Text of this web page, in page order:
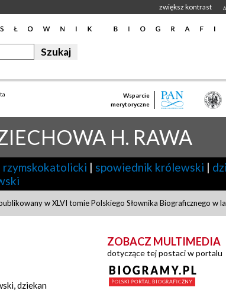
zwiększ kontrast A
Wsparcie
merytoryczne
H. RAWA
rzymskokatolicki | spowiednik królewski |
w XLVI tomie Polskiego Słownika Biograficznego w
dziekan
ZOBACZ MULTIMEDIA
dotyczące tej postaci w portalu